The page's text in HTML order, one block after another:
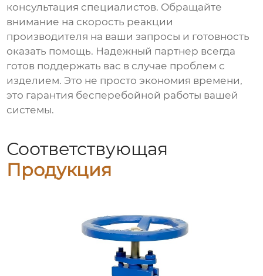
консультация специалистов. Обращайте
внимание на скорость реакции
производителя на ваши запросы и готовность
оказать помощь. Надежный партнер всегда
готов поддержать вас в случае проблем с
изделием. Это не просто экономия времени,
это гарантия бесперебойной работы вашей
системы.
Соответствующая
Продукция